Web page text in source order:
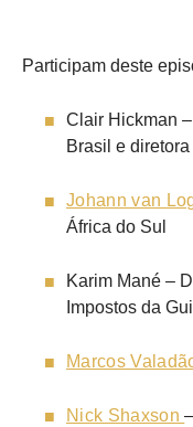
Participam deste
Clair Hickman
Brasil e
Johann van
África do Sul
Karim Mané –
Impostos da
Marcos
Nick Shaxson